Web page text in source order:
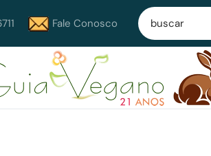
Fale Conosco